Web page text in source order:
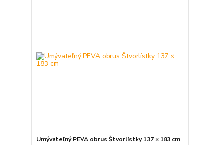
Umývateľný PEVA obrus Štvorlístky 137 × 183 cm